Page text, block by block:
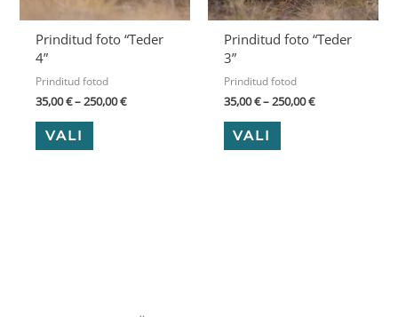
Prinditud foto “Teder
4”
Prinditud fotod
35,00€–250,00€
VALI
tootelehel.
Prinditud foto “Teder
3”
Prinditud fotod
35,00€–250,00€
VALI
tootelehel.